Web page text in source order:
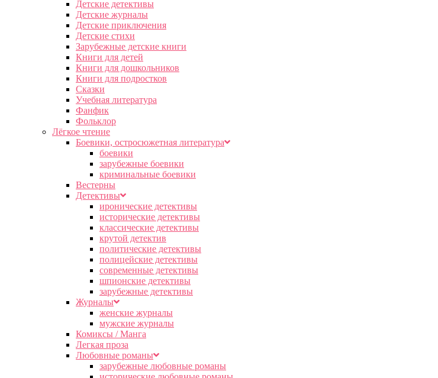
Детские детективы
Детские журналы
Детские приключения
Детские стихи
Зарубежные детские книги
Книги для детей
Книги для дошкольников
Книги для подростков
Сказки
Учебная литература
Фанфик
Фольклор
Лёгкое чтение
Боевики, остросюжетная литература
боевики
зарубежные боевики
криминальные боевики
Вестерны
Детективы
иронические детективы
исторические детективы
классические детективы
крутой детектив
политические детективы
полицейские детективы
современные детективы
шпионские детективы
зарубежные детективы
Журналы
женские журналы
мужские журналы
Комиксы / Манга
Легкая проза
Любовные романы
зарубежные любовные романы